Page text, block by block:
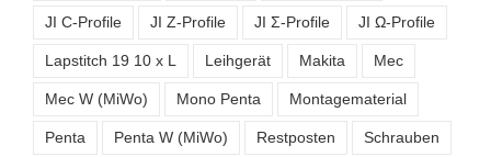
JI C-Profile JI Z-Profile JI Σ-Profile JI Ω-Profile
Lapstitch 19 10 x L Leihgerät Makita Mec
Mec W (MiWo) Mono Penta Montagematerial
Penta Penta W (MiWo) Restposten Schrauben